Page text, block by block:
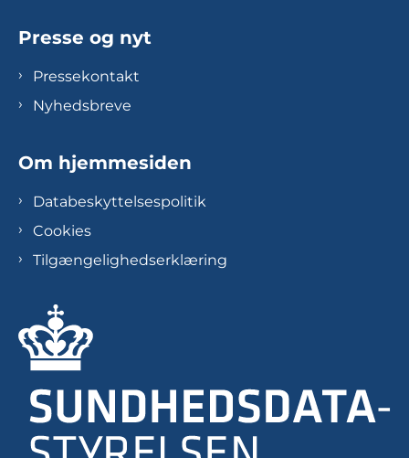
Presse og nyt
Pressekontakt
Nyhedsbreve
Om hjemmesiden
Databeskyttelsespolitik
Cookies
Tilgængelighedserklæring